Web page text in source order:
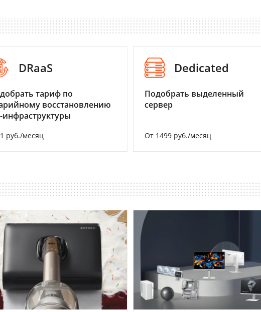
DRaaS
тариф по
восстановлению
инфраструктуры
руб./месяц
Dedicated
Подобрать выделенный
сервер
От 1499 руб./месяц